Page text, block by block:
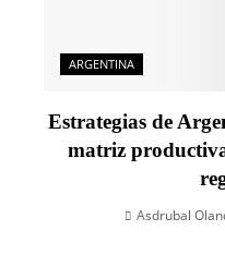
ARGENTINA
Estrategias de
matriz
Asdrubal